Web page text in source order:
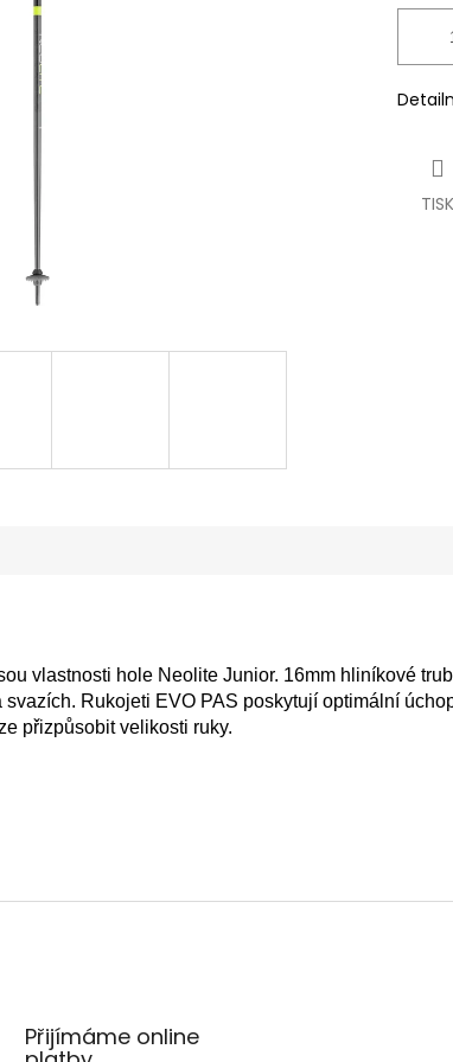
TISK
vlastnosti hole Neolite Junior. 16mm hliníkové
Rukojeti EVO PAS poskytují optimální
přizpůsobit velikosti ruky.
Přijímáme online